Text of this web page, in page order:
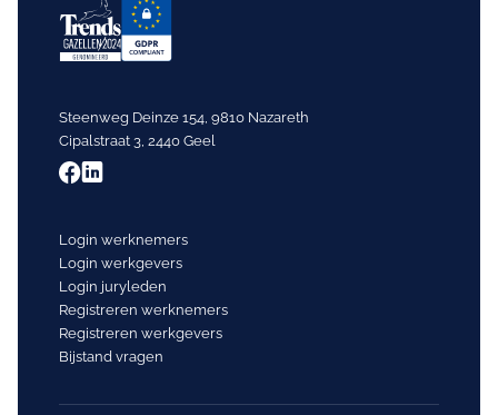
Steenweg Deinze 154, 9810 Nazareth
Cipalstraat 3, 2440 Geel
Login werknemers
Login werkgevers
Login juryleden
Registreren werknemers
Registreren werkgevers
Bijstand vragen